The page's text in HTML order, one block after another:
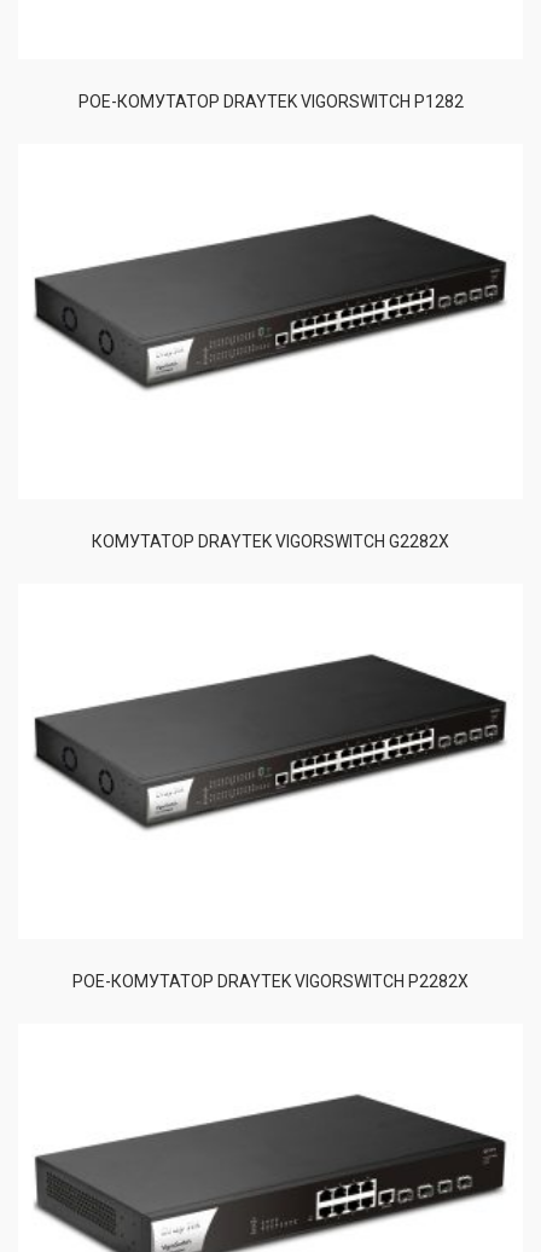
POE-КОМУТАТОР DRAYTEK VIGORSWITCH P1282
КОМУТАТОР DRAYTEK VIGORSWITCH G2282X
POE-КОМУТАТОР DRAYTEK VIGORSWITCH P2282X